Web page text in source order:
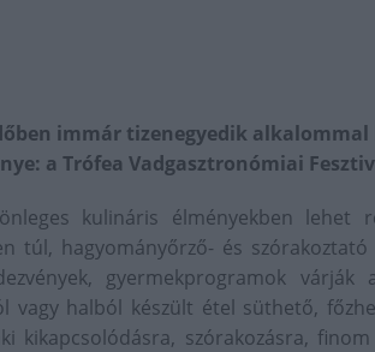
immár tizenegyedik
a Trófea Vadgasztronómiai
kulináris élményekben lehet
túl, hagyományőrző- és
gyermekprogramok várják
vagy halból készült étel süthető,
kikapcsolódásra, szórakozásra,